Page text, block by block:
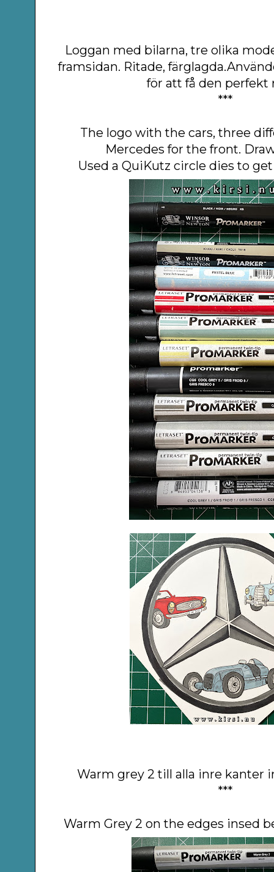
Loggan med bilarna, tre olika
framsidan. Ritade,
för att få den perfekt
***
The logo with the cars, three
Mercedes for the front.
Used a QuiKutz circle dies to
Warm grey 2 till alla inre kanter
***
Warm Grey 2 on the edges insed